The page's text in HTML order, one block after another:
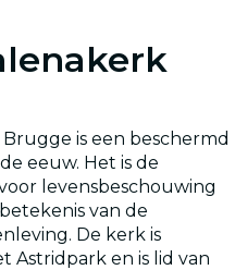
is een beschermd
eeuw. Het is de
levensbeschouwing
van de
De kerk is
Astridpark en is lid van